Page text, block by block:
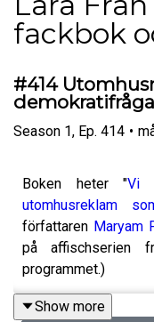
fackbok
#414
Season 1, Ep. 414 •
Boken heter "Vi
utomhusreklam
författaren Maryam
på affischserien
programmet.)
Show more